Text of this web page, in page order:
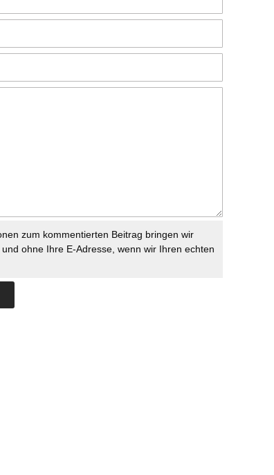
zum kommentierten Beitrag bringen wir
ohne Ihre E-Adresse, wenn wir Ihren echten